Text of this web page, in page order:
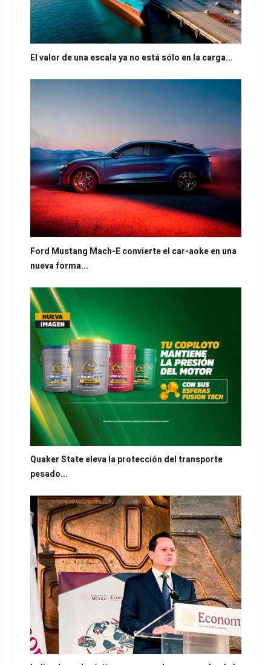
El valor de una escala ya no está sólo en la carga...
Ford Mustang Mach-E convierte el car-aoke en una
nueva forma...
Quaker State eleva la protección del transporte
pesado...